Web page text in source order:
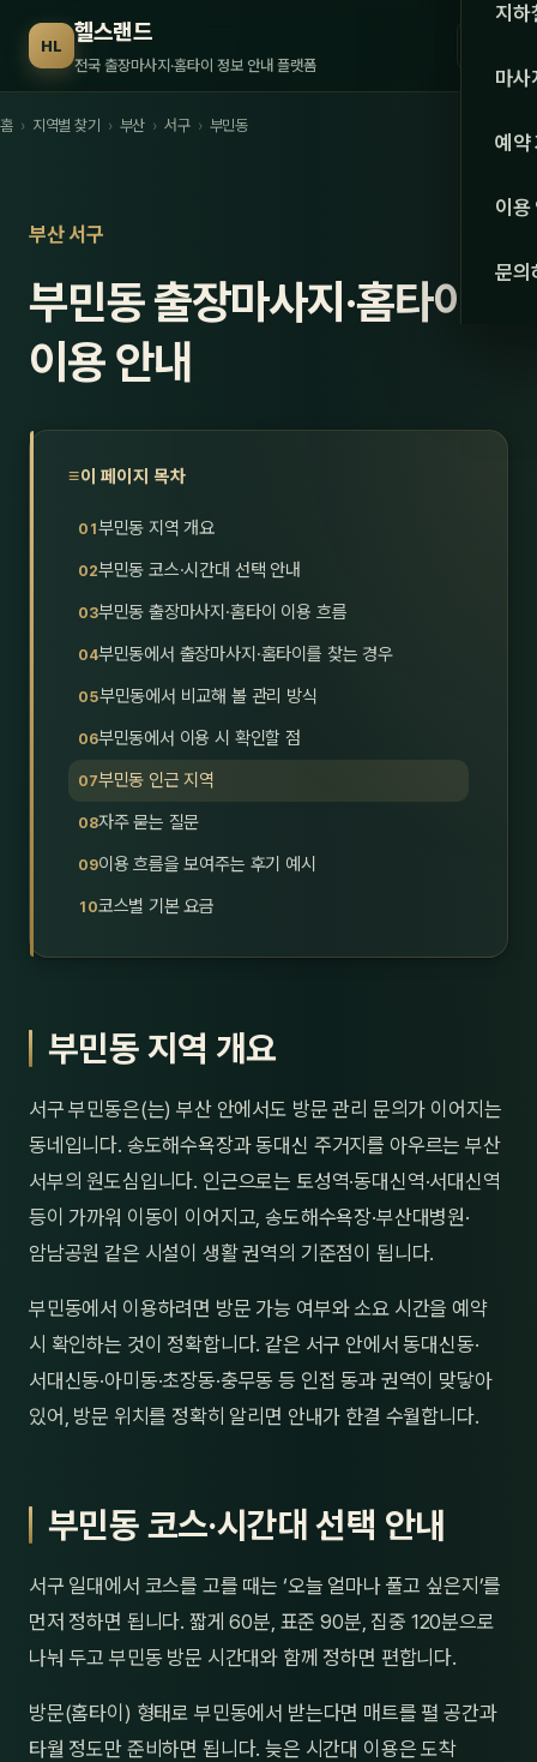
HL 헬스랜드
전국 출장마사지·홈타이 정보 안내 플랫폼 서울
강원·
강원
충북
울산
지하
마사
관리
스
24
남성
예약
이용
문의
홈 › 지역별 찾기 › 부산 › 서구 › 부민동
부산 서구
부민동 출장마사지·홈타이
이용 안내
이 페이지 목차
부민동 지역 개요
부민동 코스·시간대 선택 안내
부민동 출장마사지·홈타이 이용 흐름
부민동에서 출장마사지·홈타이를 찾는 경우
부민동에서 비교해 볼 관리 방식
부민동에서 이용 시 확인할 점
부민동 인근 지역
자주 묻는 질문
이용 흐름을 보여주는 후기 예시
코스별 기본 요금
부민동 지역 개요
서구 부민동은(는) 부산 안에서도 방문 관리 문의가 이어지는
동네입니다. 송도해수욕장과 동대신 주거지를 아우르는 부산
서부의 원도심입니다. 인근으로는 토성역·동대신역·서대신역
등이 가까워 이동이 이어지고, 송도해수욕장·부산대병원·
암남공원 같은 시설이 생활 권역의 기준점이 됩니다.
부민동에서 이용하려면 방문 가능 여부와 소요 시간을 예약
시 확인하는 것이 정확합니다. 같은 서구 안에서 동대신동·
서대신동·아미동·초장동·충무동 등 인접 동과 권역이 맞닿아
있어, 방문 위치를 정확히 알리면 안내가 한결 수월합니다.
부민동 코스·시간대 선택 안내
서구 일대에서 코스를 고를 때는 ‘오늘 얼마나 풀고 싶은지’를
먼저 정하면 됩니다. 짧게 60분, 표준 90분, 집중 120분으로
나눠 두고 부민동 방문 시간대와 함께 정하면 편합니다.
방문(홈타이) 형태로 부민동에서 받는다면 매트를 펼 공간과
타월 정도만 준비하면 됩니다. 늦은 시간대 이용은 도착